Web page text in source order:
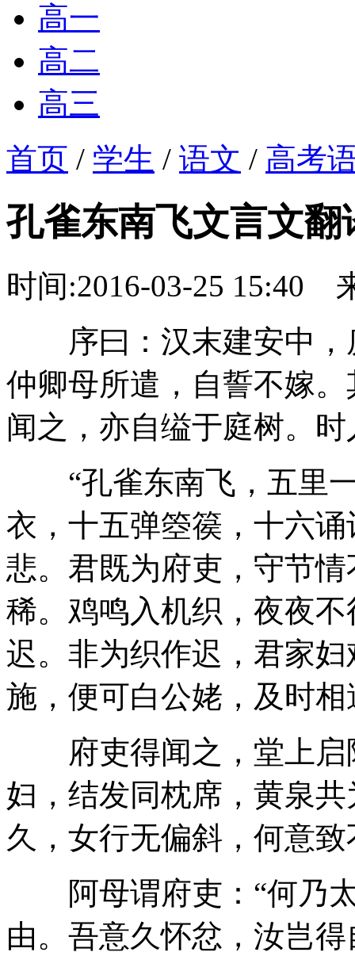
高一
高二
高三
首页 / 学生 / 语文 / 高考
孔雀东南飞文言文
时间:2016-03-25 15:40
序曰：汉末建安中，
仲卿母所遣，自誓不嫁
闻之，亦自缢于庭树。
“孔雀东南飞，五里一
衣，十五弹箜篌，十六
悲。君既为府吏，守节
稀。鸡鸣入机织，夜夜
迟。非为织作迟，君家
施，便可白公姥，及时相
府吏得闻之，堂上启
妇，结发同枕席，黄泉
久，女行无偏斜，何意致
阿母谓府吏：“何乃太
由。吾意久怀忿，汝岂